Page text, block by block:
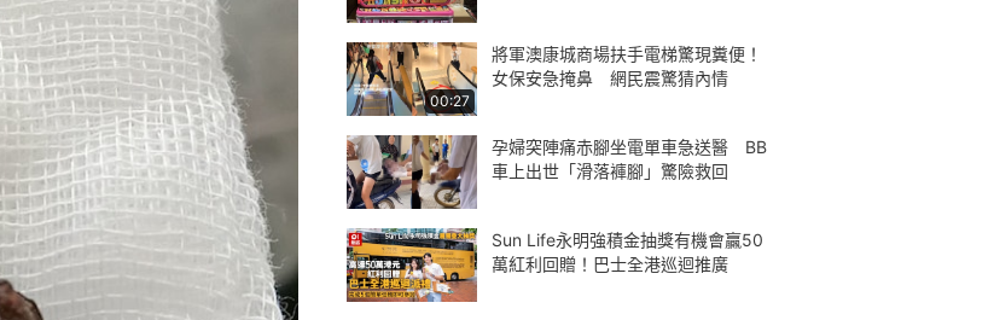
00:27
將軍澳康城商場扶手電梯驚現糞便！
女保安急掩鼻 網民震驚猜內情
孕婦突陣痛赤腳坐電單車急送醫 BB
車上出世「滑落褲腳」驚險救回
Sun Life永明強積金抽獎有機會贏50
萬紅利回贈！巴士全港巡迴推廣